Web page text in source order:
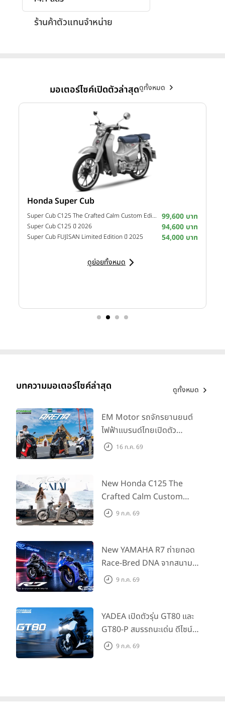
ร้านค้าตัวแทนจำหน่าย
มอเตอร์ไซค์เปิดตัวล่าสุดดูทั้งหมด
Honda Super Cub
Super Cub C125 The Crafted Calm Custom Edition ปี 2026 99,600 บาท
Super Cub C125 ปี 2026 94,600 บาท
Super Cub FUJISAN Limited Edition ปี 2025 54,000 บาท
ดูย่อยทั้งหมด
บทความมอเตอร์ไซค์ล่าสุด ดูทั้งหมด
EM Motor รถจักรยานยนต์
ไฟฟ้าแบรนด์ไทยเปิดตัว
ARENA ที่มาในราคาพิเศษ
555 คันแรกรับฟรี Adapter
Type2 ฟรี
16 ก.ค. 69
New Honda C125 The
Crafted Calm Custom
Edition ถ่ายทอดความคลาสสิ
House Flagship Store ทั่ว
ประเทศ
9 ก.ค. 69
New YAMAHA R7 ถ่ายทอด
Race-Bred DNA จากสนาม
แข่งสู่ซูเปอร์สปอร์ตคลาสกลาง
9 ก.ค. 69
YADEA เปิดตัวรุ่น GT80 และ
GT80-P สมรรถนะเด่น ดีไซน์หรู
ปลอดภัย ราคาเข้าถึงง่าย จด
9 ก.ค. 69